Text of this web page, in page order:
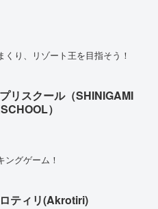
り、リゾート王を目指そう！
リスクール（SHINIGAMI
）
ングゲーム！
ティリ(Akrotiri)